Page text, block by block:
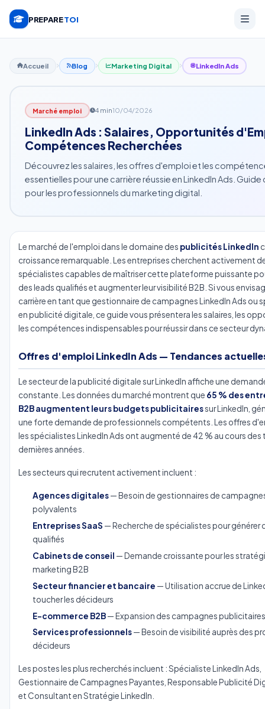
PREPARETOI
Accueil Blog Marketing Digital LinkedIn Ads
Marché emploi 4 min10/04/2026
LinkedIn Ads : Salaires, Opportunités
Compétences Recherchées
Découvrez les salaires, les offres d'emploi et les
essentielles pour une carrière réussie en LinkedIn Ads.
pour les professionnels du marketing digital.
Le marché de l'emploi dans le domaine des publicités LinkedIn
croissance remarquable. Les entreprises cherchent activement
spécialistes capables de maîtriser cette plateforme puissante
des leads qualifiés et augmenter leur visibilité B2B. Si vous
carrière en tant que gestionnaire de campagnes LinkedIn Ads ou
en publicité digitale, ce guide vous présentera les salaires, les
les compétences indispensables pour réussir dans ce secteur
Offres d'emploi LinkedIn Ads — Tendances
Le secteur de la publicité digitale sur LinkedIn affiche une
constante. Les données du marché montrent que 65 % des
B2B augmentent leurs budgets publicitairessur LinkedIn,
une forte demande de professionnels compétents. Les offres
les spécialistes LinkedIn Ads ont augmenté de 42 % au cours des
dernières années.
Les secteurs qui recrutent activement incluent :
Agences digitales— Besoin de gestionnaires de
polyvalents
Entreprises SaaS — Recherche de spécialistes pour générer
qualifiés
Cabinets de conseil — Demande croissante pour les
marketing B2B
Secteur financier et bancaire — Utilisation accrue de
toucher les décideurs
E-commerce B2B— Expansion des campagnes
Services professionnels— Besoin de visibilité auprès des
décideurs
Les postes les plus recherchés incluent : Spécialiste LinkedIn Ads,
Gestionnaire de Campagnes Payantes, Responsable Publicité
et Consultant en Stratégie LinkedIn.